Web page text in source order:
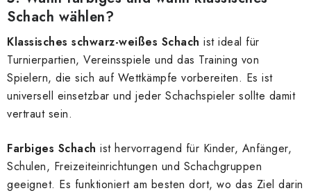
Schach wählen?
Klassisches schwarz-weißes Schach ist ideal für
Turnierpartien, Vereinsspiele und das Training von
Spielern, die sich auf Wettkämpfe vorbereiten. Es ist
universell einsetzbar und jeder Schachspieler sollte damit
vertraut sein.
Farbiges Schach ist hervorragend für Kinder, Anfänger,
Schulen, Freizeiteinrichtungen und Schachgruppen
geeignet. Es funktioniert am besten dort, wo das Ziel darin